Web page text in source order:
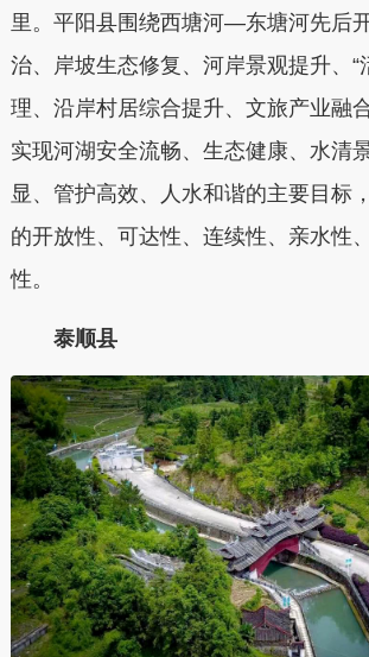
里。平阳县围绕西塘河—东塘河先后
治、岸坡生态修复、河岸景观提升、“
理、沿岸村居综合提升、文旅产业融
实现河湖安全流畅、生态健康、水清
显、管护高效、人水和谐的主要目标
的开放性、可达性、连续性、亲水性
性。
泰顺县